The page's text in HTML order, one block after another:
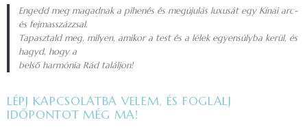
Engedd meg magadnak a pihenés és megújulás luxusát egy Kínai arc-
és fejmasszázzsal.
Tapasztald meg, milyen, amikor a test és a lélek egyensúlyba kerül, és
hagyd, hogy a
belső harmónia Rád találjon!
LÉPJ KAPCSOLATBA VELEM, ÉS FOGLALJ
IDŐPONTOT MÉG MA!